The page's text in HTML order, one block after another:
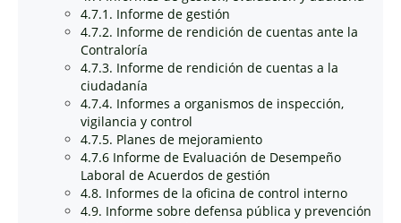
4.7.1. Informe de gestión
4.7.2. Informe de rendición de cuentas ante la
Contraloría
4.7.3. Informe de rendición de cuentas a la
ciudadanía
4.7.4. Informes a organismos de inspección,
vigilancia y control
4.7.5. Planes de mejoramiento
4.7.6 Informe de Evaluación de Desempeño
Laboral de Acuerdos de gestión
4.8. Informes de la oficina de control interno
4.9. Informe sobre defensa pública y prevención